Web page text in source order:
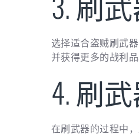
选择适合盗贼刷武
并获得更多的战利
4. 刷
在刷武器的过程中